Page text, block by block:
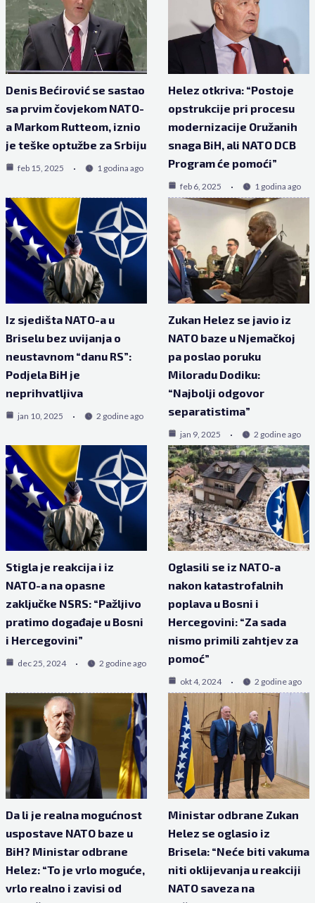
Denis Bećirović se sastao
sa prvim čovjekom NATO-
a Markom Rutteom, iznio
je teške optužbe za Srbiju
feb 15, 2025 1 godina ago
Helez otkriva: “Postoje
opstrukcije pri procesu
modernizacije Oružanih
snaga BiH, ali NATO DCB
Program će pomoći”
feb 6, 2025 1 godina ago
Iz sjedišta NATO-a u
Briselu bez uvijanja o
neustavnom “danu RS”:
Podjela BiH je
neprihvatljiva
jan 10, 2025 2 godine ago
Zukan Helez se javio iz
NATO baze u Njemačkoj
pa poslao poruku
Miloradu Dodiku:
“Najbolji odgovor
separatistima”
jan 9, 2025 2 godine ago
Stigla je reakcija i iz
NATO-a na opasne
zaključke NSRS: “Pažljivo
pratimo događaje u Bosni
i Hercegovini”
dec 25, 2024 2 godine ago
Oglasili se iz NATO-a
nakon katastrofalnih
poplava u Bosni i
Hercegovini: “Za sada
nismo primili zahtjev za
pomoć”
okt 4, 2024 2 godine ago
Da li je realna mogućnost
uspostave NATO baze u
BiH? Ministar odbrane
Helez: “To je vrlo moguće,
vrlo realno i zavisi od
Ministar odbrane Zukan
Helez se oglasio iz
Brisela: “Neće biti vakuma
niti oklijevanja u reakciji
NATO saveza na